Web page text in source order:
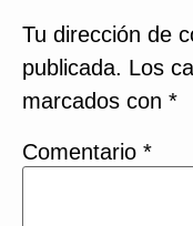
Tu dirección de
publicada. Los
marcados con *
Comentario *